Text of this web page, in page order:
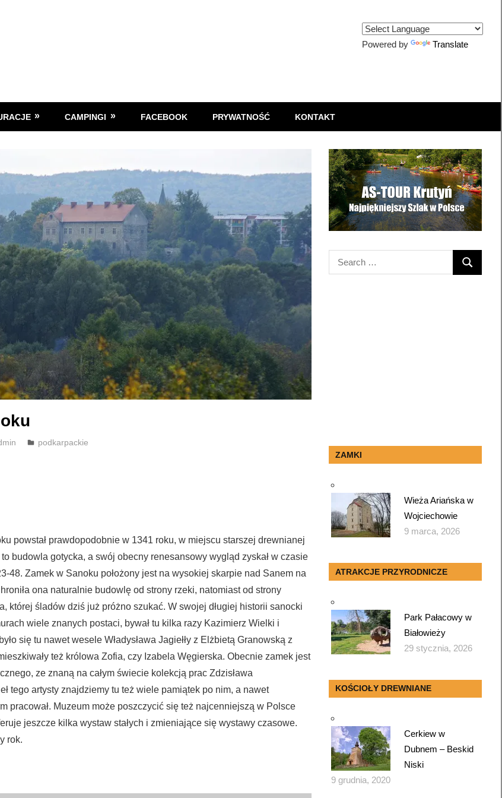
Powered by Translate
CAMPINGI FACEBOOK PRYWATNOŚĆ KONTAKT
podkarpackie
powstał prawdopodobnie w 1341 roku, w miejscu starszej drewnianej
budowla gotycka, a swój obecny renesansowy wygląd zyskał w czasie
48. Zamek w Sanoku położony jest na wysokiej skarpie nad Sanem na
ona naturalnie budowlę od strony rzeki, natomiast od strony
której śladów dziś już próżno szukać. W swojej długiej historii sanocki
wiele znanych postaci, bywał tu kilka razy Kazimierz Wielki i
się tu nawet wesele Władysława Jagiełły z Elżbietą Granowską z
też królowa Zofia, czy Izabela Węgierska. Obecnie zamek jest
ze znaną na całym świecie kolekcją prac Zdzisława
tego artysty znajdziemy tu też wiele pamiątek po nim, a nawet
pracował. Muzeum może poszczycić się też najcenniejszą w Polsce
jeszcze kilka wystaw stałych i zmieniające się wystawy czasowe.
rok.
Search
for:
SEARCH
ZAMKI
Wieża Ariańska w
Wojciechowie
9 marca, 2026
ATRAKCJE PRZYRODNICZE
Park Pałacowy w
Białowieży
29 stycznia, 2026
KOŚCIOŁY DREWNIANE
Cerkiew w
Dubnem – Beskid
Niski
9 grudnia, 2020